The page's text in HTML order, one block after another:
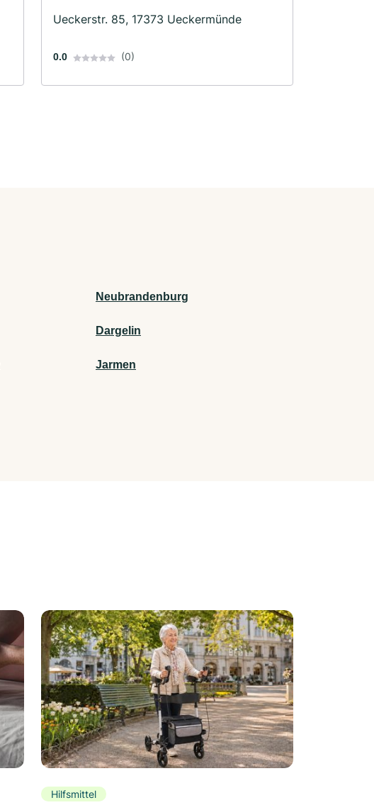
Ueckerstr. 85, 17373 Ueckermünde
0.0 (0)
Neubrandenburg
Dargelin
Jarmen
Hilfsmittel